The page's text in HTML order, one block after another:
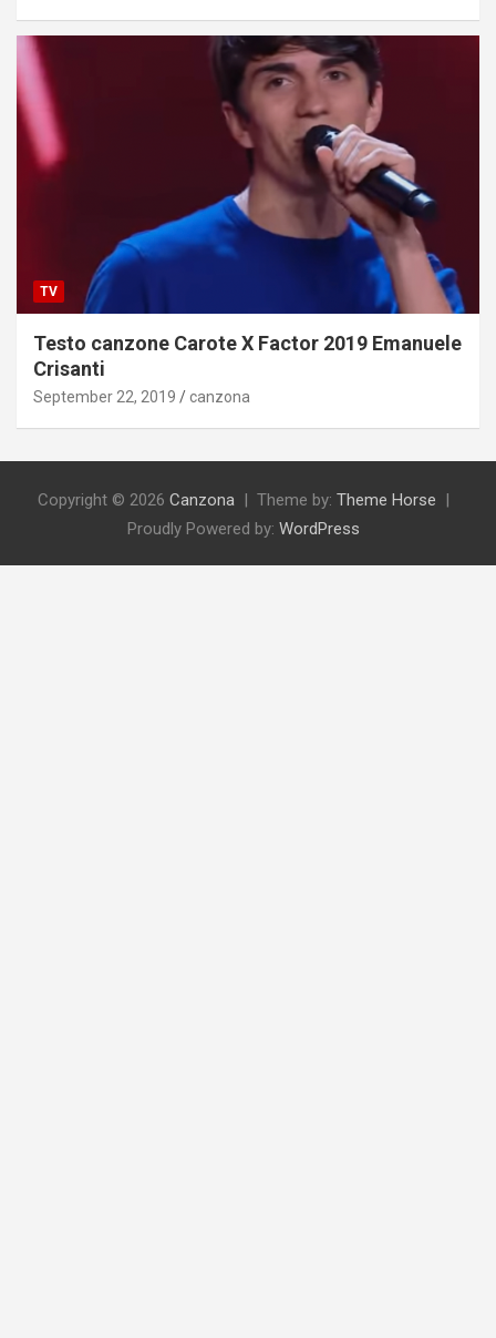
TV
Testo canzone Carote X Factor 2019 Emanuele
Crisanti
September 22, 2019 canzona
Copyright © 2026 Canzona Theme by: Theme Horse
Proudly Powered by: WordPress